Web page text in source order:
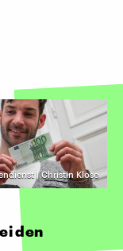
| Christin Klose
den